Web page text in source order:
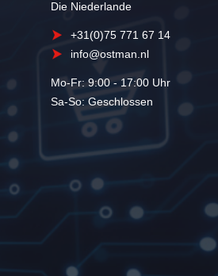
Die Niederlande
+31(0)75 771 67 14
info@ostman.nl
Mo-Fr: 9:00 - 17:00 Uhr
Sa-So: Geschlossen